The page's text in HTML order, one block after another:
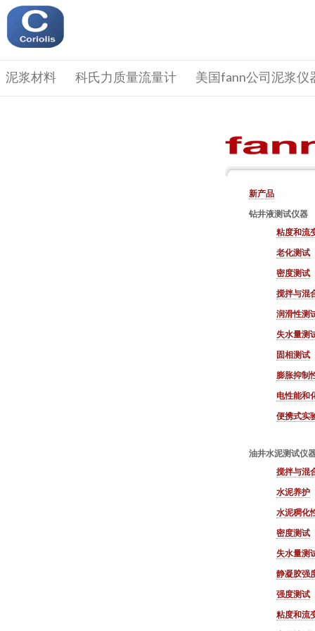
泥浆材料 科氏力质量流量计 美国fann公司泥浆仪
新产品
钻井液测试仪器
粘度和流
老化测试
密度测试
搅拌与混
润滑性测
失水量测
固相测试
膨胀抑制
电性能和
便携式实
油井水泥测试仪
搅拌与混
水泥养护
水泥稠化
密度测试
失水量测
静凝胶强
强度测试
粘度和流